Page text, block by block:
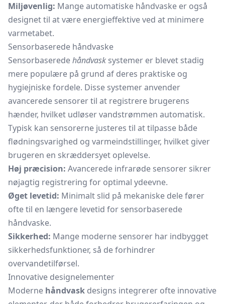
Miljøvenlig: Mange automatiske håndvaske er også
designet til at være energieffektive ved at minimere
varmetabet.
Sensorbaserede håndvaske
Sensorbaseredehåndvask systemer er blevet stadig
mere populære på grund af deres praktiske og
hygiejniske fordele. Disse systemer anvender
avancerede sensorer til at registrere brugerens
hænder, hvilket udløser vandstrømmen automatisk.
Typisk kan sensorerne justeres til at tilpasse både
flødningsvarighed og varmeindstillinger, hvilket giver
brugeren en skræddersyet oplevelse.
Høj præcision: Avancerede infrarøde sensorer sikrer
nøjagtig registrering for optimal ydeevne.
Øget levetid: Minimalt slid på mekaniske dele fører
ofte til en længere levetid for sensorbaserede
håndvaske.
Sikkerhed: Mange moderne sensorer har indbygget
sikkerhedsfunktioner, så de forhindrer
overvandetilførsel.
Innovative designelementer
Moderne håndvask designs integrerer ofte innovative